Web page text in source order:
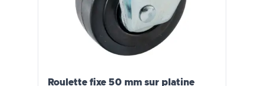
Roulette fixe 50 mm sur platine